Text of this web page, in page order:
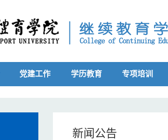
党建工作 学历教育 专项培训
新闻公告